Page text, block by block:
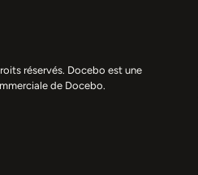
réservés. Docebo est une
de Docebo.